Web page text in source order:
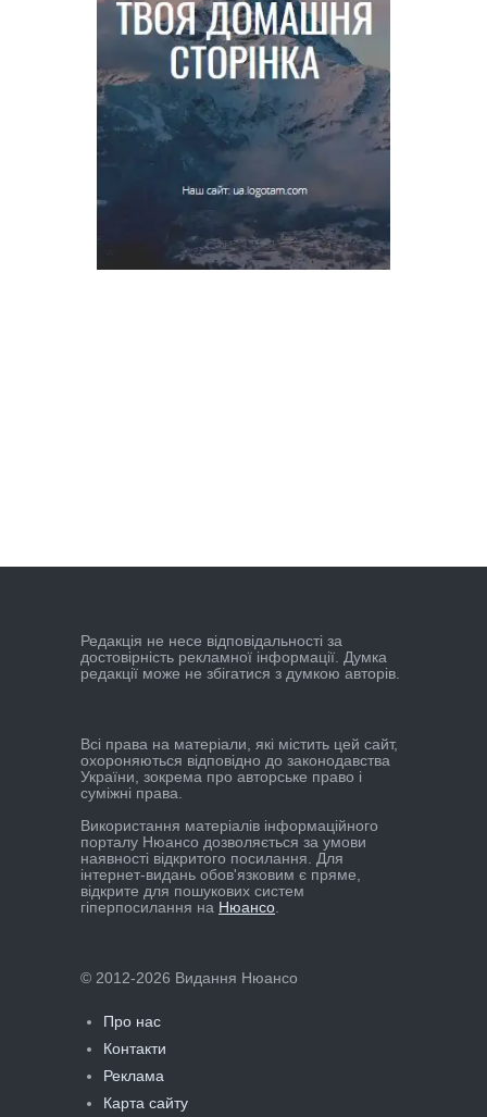
Редакцiя не несе вiдповiдальностi за
достовiрнiсть рекламної iнформацiї. Думка
редакцiї може не збiгатися з думкою авторiв.
Всі права на матеріали, які містить цей сайт,
охороняються відповідно до законодавства
України, зокрема про авторське право і
суміжні права.
Використання матеріалів інформаційного
порталу Нюансо дозволяється за умови
наявності відкритого посилання. Для
інтернет-видань обов'язковим є пряме,
відкрите для пошукових систем
гіперпосилання на Нюансо
© 2012-2026 Видання Нюансо
Про нас
Контакти
Реклама
Карта сайту